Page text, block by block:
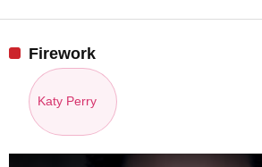
Firework
Katy Perry